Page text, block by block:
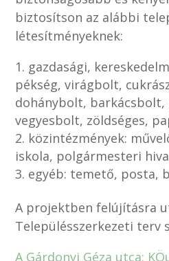
biztosítson az alábbi
létesítményeknek:
gazdasági,
pékség, virágbolt,
dohánybolt,
vegyesbolt, zöldséges,
közintézmények:
iskola, polgármesteri
egyéb: temető, posta,
A projektben felújításra
Településszerkezeti terv
A Gárdonyi Géza utca: